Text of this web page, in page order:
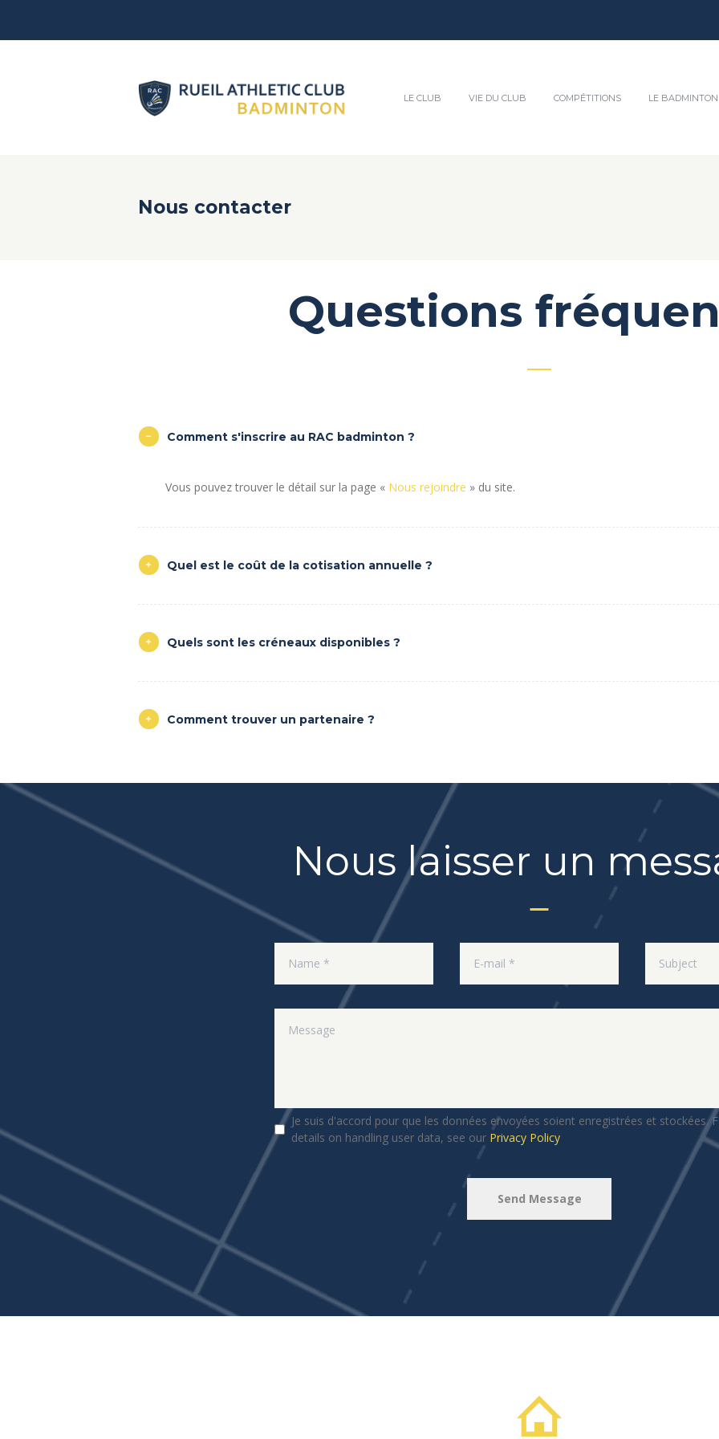
LE CLUB VIE DU CLUB COMPÉTITIONS LE BADMINTON
Nous contacter
Questions
Comment s'inscrire au RAC badminton ?
Vous pouvez trouver le détail sur la page « Nous rejoindre » du site.
Quel est le coût de la cotisation annuelle ?
Quels sont les créneaux disponibles ?
Comment trouver un partenaire ?
Nous laisser un
Je suis d'accord pour que les données envoyées soient enregistrées et stockées.
details on handling user data, see our Privacy Policy
Send Message